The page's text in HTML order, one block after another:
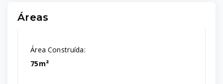
Áreas
Área Construída:
75m²